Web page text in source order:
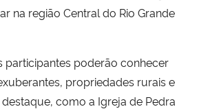
na região Central do Rio Grande
participantes poderão conhecer
propriedades rurais e
como a Igreja de Pedra